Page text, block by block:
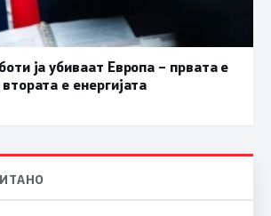
ја убиваат Европа – првата е
е енергијата